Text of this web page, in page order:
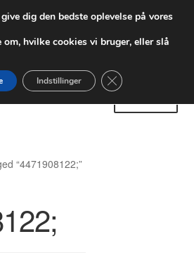
fra 55 kr.
forsendelse
“4471908122;”
dig den bedste oplevelse på vores
hvilke cookies vi bruger, eller slå
Indstillinger Close GDPR